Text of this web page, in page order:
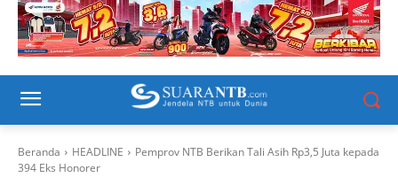
Beranda HEADLINE
Pemprov NTB Berikan Tali Asih Rp3,5 Juta kepada
394 Eks Honorer